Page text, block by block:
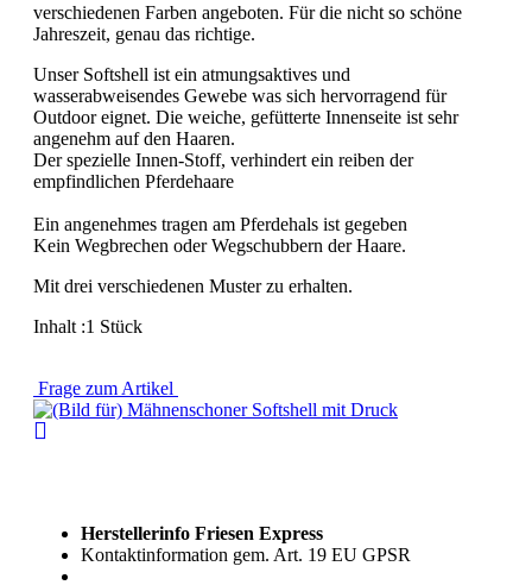
verschiedenen Farben angeboten. Für die nicht so schöne
Jahreszeit, genau das richtige.
Unser Softshell ist ein atmungsaktives und
wasserabweisendes Gewebe was sich hervorragend für
Outdoor eignet. Die weiche, gefütterte Innenseite ist sehr
angenehm auf den Haaren.
Der spezielle Innen-Stoff, verhindert ein reiben der
empfindlichen Pferdehaare
Ein angenehmes tragen am Pferdehals ist gegeben
Kein Wegbrechen oder Wegschubbern der Haare.
Mit drei verschiedenen Muster zu erhalten.
Inhalt :1 Stück
Frage zum Artikel
Herstellerinfo Friesen Express
Kontaktinformation gem. Art. 19 EU GPSR